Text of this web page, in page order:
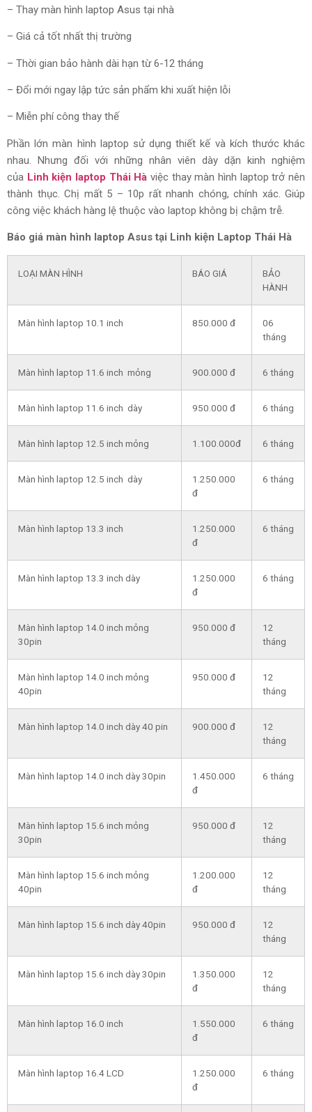
– Thay màn hình laptop Asus tại nhà
– Giá cả tốt nhất thị trường
– Thời gian bảo hành dài hạn từ 6-12 tháng
– Đổi mới ngay lập tức sản phẩm khi xuất hiện lỗi
– Miễn phí công thay thế
Phần lớn màn hình laptop sử dụng thiết kế và kích thước khác
nhau. Nhưng đối với những nhân viên dày dặn kinh nghiệm
của Linh kiện laptop Thái Hà việc thay màn hình laptop trở nên
thành thục. Chị mất 5 – 10p rất nhanh chóng, chính xác. Giúp
công việc khách hàng lệ thuộc vào laptop không bị chậm trễ.
Báo giá màn hình laptop Asus tại Linh kiện Laptop Thái Hà
LOẠI MÀN HÌNH BÁO GIÁ
BẢO
HÀNH
Màn hình laptop 10.1 inch 850.000 đ
06
tháng
Màn hình laptop 11.6 inch mỏng 900.000 đ 6 tháng
Màn hình laptop 11.6 inch dày 950.000 đ 6 tháng
Màn hình laptop 12.5 inch mỏng 1.100.000đ 6 tháng
Màn hình laptop 12.5 inch dày
1.250.000
đ
6 tháng
Màn hình laptop 13.3 inch
1.250.000
đ
6 tháng
Màn hình laptop 13.3 inch dày
1.250.000
đ
6 tháng
Màn hình laptop 14.0 inch mỏng
30pin
950.000 đ
12
tháng
Màn hình laptop 14.0 inch mỏng
40pin
950.000 đ
12
tháng
Màn hình laptop 14.0 inch dày 40 pin 900.000 đ
12
tháng
Màn hình laptop 14.0 inch dày 30pin
1.450.000
đ
6 tháng
Màn hình laptop 15.6 inch mỏng
30pin
950.000 đ
12
tháng
Màn hình laptop 15.6 inch mỏng
40pin
1.200.000
đ
12
tháng
Màn hình laptop 15.6 inch dày 40pin 950.000 đ
12
tháng
Màn hình laptop 15.6 inch dày 30pin
1.350.000
đ
12
tháng
Màn hình laptop 16.0 inch
1.550.000
đ
6 tháng
Màn hình laptop 16.4 LCD
1.250.000
đ
6 tháng